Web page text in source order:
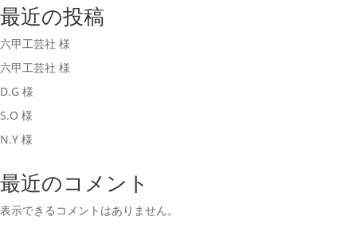
最近の投稿
六甲工芸社 様
六甲工芸社 様
D.G 様
S.O 様
N.Y 様
最近のコメント
表示できるコメントはありません。